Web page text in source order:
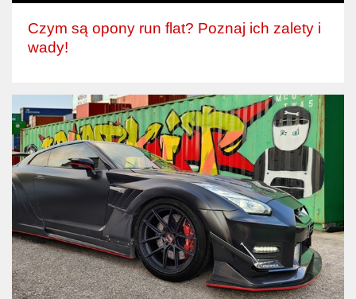
Czym są opony run flat? Poznaj ich zalety i
wady!